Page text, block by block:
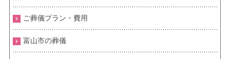
ご葬儀プラン・費用
富山市の葬儀